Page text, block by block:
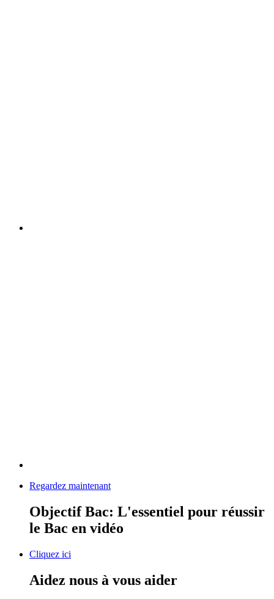
Regardez maintenant
Objectif Bac: L'essentiel pour réussir
le Bac en vidéo
Cliquez ici
Aidez nous à vous aider